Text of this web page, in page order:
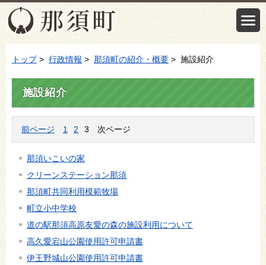
トップ> 行政情報 > 那須町の紹介・概要 > 施設紹介
施設紹介
前ページ 1 2 3 次ページ
那須いこいの家
クリーンステーション那須
那須町共同利用模範牧場
町立小中学校
道の駅那須高原友愛の森の施設利用について
高久愛宕山公園使用許可申請書
伊王野城山公園使用許可申請書